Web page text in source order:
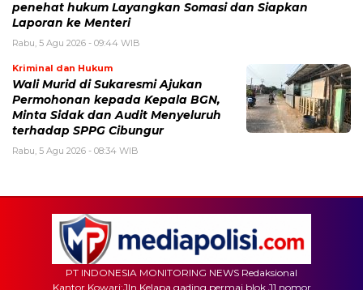
penehat hukum Layangkan Somasi dan Siapkan
Laporan ke Menteri
Rabu, 5 Agu 2026 - 09:44 WIB
Kriminal dan Hukum
Wali Murid di Sukaresmi Ajukan
Permohonan kepada Kepala BGN,
Minta Sidak dan Audit Menyeluruh
terhadap SPPG Cibungur
Rabu, 5 Agu 2026 - 08:34 WIB
PT INDONESIA MONITORING NEWS Redaksional
Kantor Kowari:Jln.Kelapa gading permai blok J1 nomor